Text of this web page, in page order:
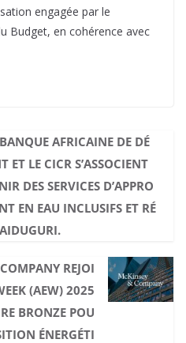
engagée par le
Budget, en cohérence avec
AFRICAINE DE DÉ
ET LE CICR S’ASSOCIENT
DES SERVICES D’APPRO
EN EAU INCLUSIFS ET RÉ
REJOI
(AEW) 2025
BRONZE POU
ÉNERGÉTI